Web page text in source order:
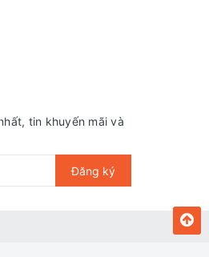
tin khuyến mãi và
Đăng ký